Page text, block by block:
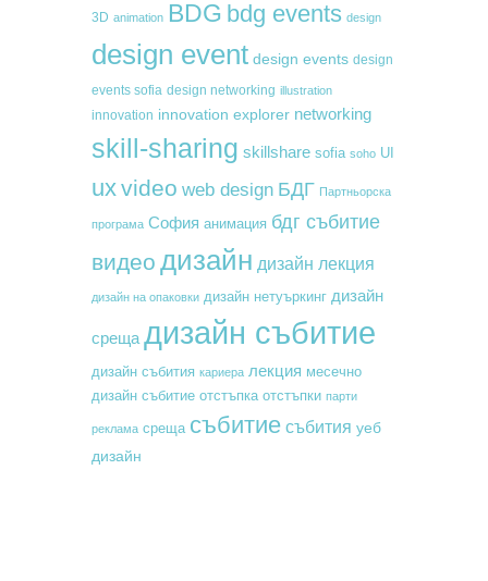
3D animation BDG bdg events design
design event design events design
events sofia design networking illustration
innovation innovation explorer networking
skill-sharing skillshare sofia soho UI
uxvideo web design БДГ Партньорска
програма София анимация бдг събитие
видео дизайн дизайн лекция
дизайн на опаковки дизайн нетуъркинг дизайн
среща дизайн събитие
дизайн събития кариера лекция месечно
дизайн събитие отстъпка отстъпки парти
реклама среща събитие събития уеб
дизайн